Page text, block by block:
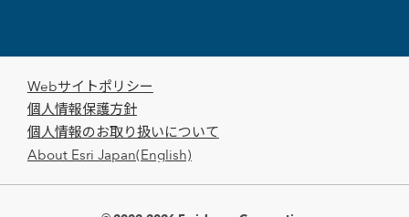
Webサイトポリシー
個人情報保護方針
個人情報のお取り扱いについて
About Esri Japan(English)